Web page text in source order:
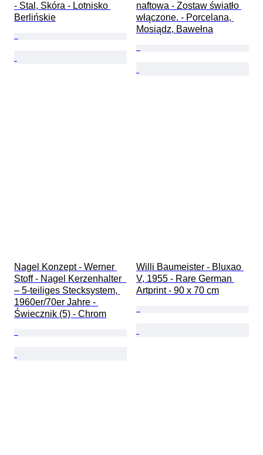
- Stal, Skóra - Lotnisko
Berlińskie
naftowa - Zostaw światło
włączone. - Porcelana,
Mosiądz, Bawełna
Nagel Konzept - Werner
Stoff - Nagel Kerzenhalter
– 5-teiliges Stecksystem,
1960er/70er Jahre -
Świecznik (5) - Chrom
Willi Baumeister - Bluxao
V, 1955 - Rare German
Artprint - 90 x 70 cm